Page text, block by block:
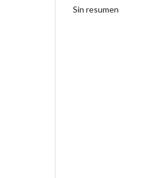
Sin resumen